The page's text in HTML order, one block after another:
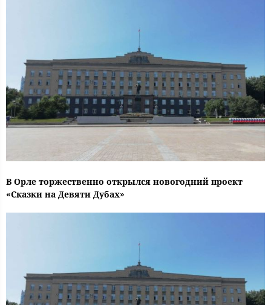
В Орле торжественно открылся новогодний проект
«Сказки на Девяти Дубах»